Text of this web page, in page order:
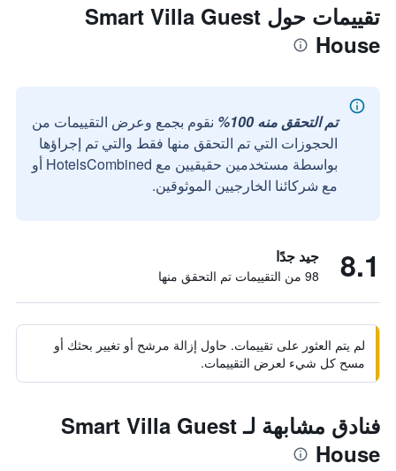
تقييمات حول Smart Villa Guest
House
تم التحقق منه 100%
نقوم بجمع وعرض التقييمات من
الحجوزات التي تم التحقق منها فقط والتي تم إجراؤها
بواسطة مستخدمين حقيقيين مع HotelsCombined أو
مع شركائنا الخارجيين الموثوقين.
8.1 جيد جدًا
98 من التقييمات تم التحقق منها
لم يتم العثور على تقييمات. حاول إزالة مرشح أو تغيير بحثك أو
مسح كل شيء لعرض التقييمات.
فنادق مشابهة لـ Smart Villa Guest
House